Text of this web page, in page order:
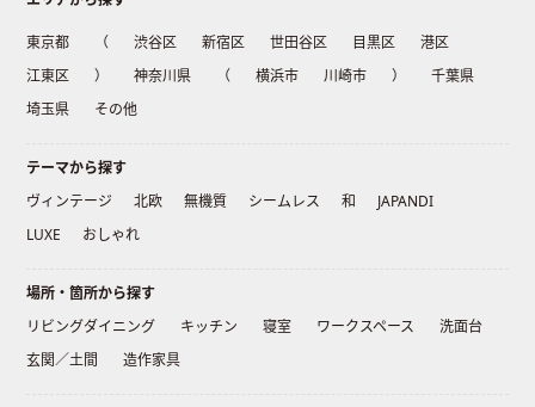
東京都 （ 渋谷区 新宿区 世田谷区 目黒区
港区
江東区
） 神奈川県 （ 横浜市 川崎市 ）
千葉県
埼玉県
その他
テーマから探す
ヴィンテージ
北欧 無機質 シームレス 和
JAPANDI
LUXE
おしゃれ
場所・箇所から探す
リビングダイニング
キッチン 寝室 ワークスペース
洗面台
玄関／土間
造作家具